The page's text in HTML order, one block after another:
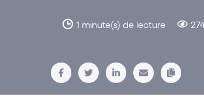
1 minute(s) de lecture